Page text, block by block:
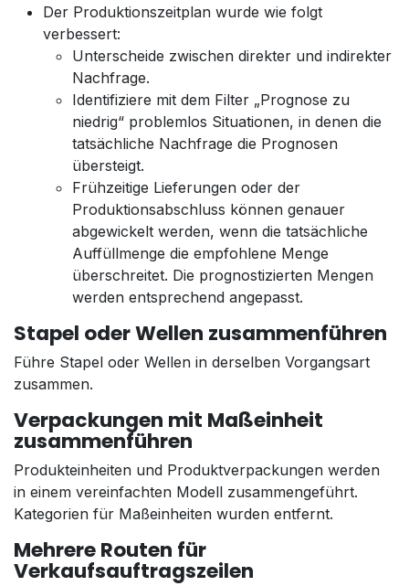
Der Produktionszeitplan wurde wie folgt
verbessert:
Unterscheide zwischen direkter und indirekter
Nachfrage.
Identifiziere mit dem Filter „Prognose zu
niedrig“ problemlos Situationen, in denen die
tatsächliche Nachfrage die Prognosen
übersteigt.
Frühzeitige Lieferungen oder der
Produktionsabschluss können genauer
abgewickelt werden, wenn die tatsächliche
Auffüllmenge die empfohlene Menge
überschreitet. Die prognostizierten Mengen
werden entsprechend angepasst.
Stapel oder Wellen zusammenführen
Führe Stapel oder Wellen in derselben Vorgangsart
zusammen.
Verpackungen mit Maßeinheit
zusammenführen
Produkteinheiten und Produktverpackungen werden
in einem vereinfachten Modell zusammengeführt.
Kategorien für Maßeinheiten wurden entfernt.
Mehrere Routen für
Verkaufsauftragszeilen